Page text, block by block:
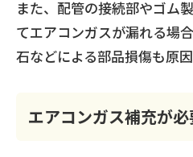
また、配管の接続部やゴム
てエアコンガスが漏れる場
石などによる部品損傷も原因
エアコンガス補充が